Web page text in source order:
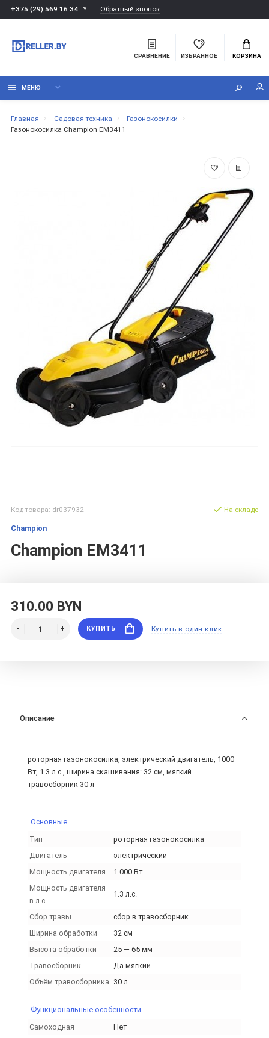
+375 (29) 569 16 34 Обратный звонок
СРАВНЕНИЕ ИЗБРАННОЕ КОРЗИНА
МЕНЮ
Главная Садовая техника
Газонокосилки
Газонокосилка Champion EM3411
Код товара: dr037932
Champion
Champion EM3411
На складе
310.00 BYN
КУПИТЬ Купить в один клик
Описание
роторная газонокосилка, электрический двигатель, 1000
Вт, 1.3 л.с., ширина скашивания: 32 см, мягкий
травосборник 30 л
Основные
Тип
роторная газонокосилка
Двигатель
электрический
Мощность двигателя
1 000 Вт
Мощность двигателя
в л.с.
1.3 л.с.
Сбор травы
сбор в травосборник
Ширина обработки
32 см
Высота обработки
25 — 65 мм
Травосборник
Да мягкий
Объём травосборника 30 л
Функциональные особенности
Самоходная
Нет